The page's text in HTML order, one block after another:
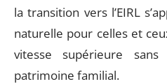
la transition vers l’EIRL
naturelle pour celles et
vitesse supérieure
patrimoine familial.